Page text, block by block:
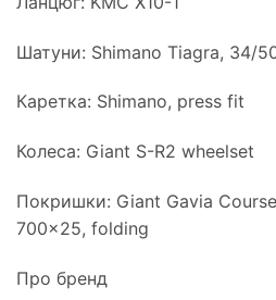
Шатуни: Shimano Tiagra, 34/
Каретка: Shimano, press fit
Колеса: Giant S-R2 wheelset
Покришки: Giant Gavia
700×25, folding
Про бренд